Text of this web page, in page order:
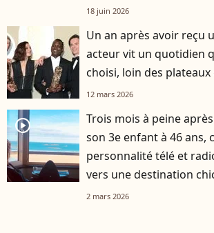
18 juin 2026
Un an après avoir reçu
acteur vit un quotidien
choisi, loin des
12 mars 2026
player2
Trois mois à peine
son 3e enfant à 46 ans,
personnalité télé et
vers une destination
2 mars 2026